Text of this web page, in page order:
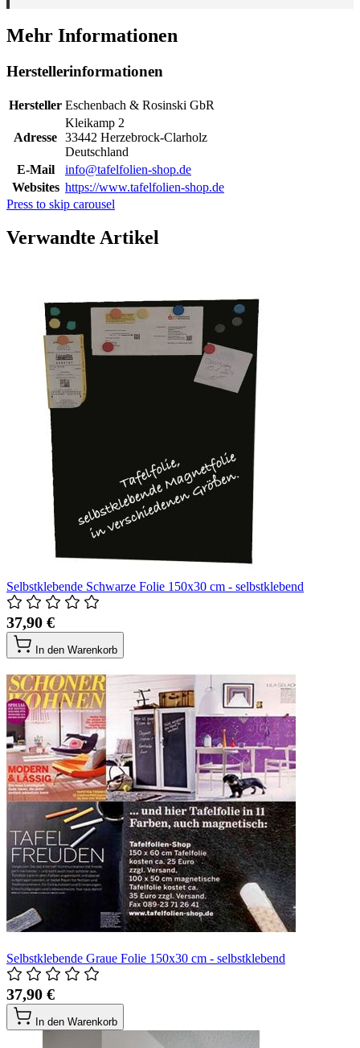
Mehr Informationen
Herstellerinformationen
Hersteller Eschenbach & Rosinski GbR
Adresse
Kleikamp 2
33442 Herzebrock-Clarholz
Deutschland
E-Mail
info@tafelfolien-shop.de
Websites https://www.tafelfolien-shop.de
Press to skip carousel
Verwandte Artikel
Selbstklebende Schwarze Folie 150x30 cm - selbstklebend
37,90 €
In den Warenkorb
Selbstklebende Graue Folie 150x30 cm - selbstklebend
37,90 €
In den Warenkorb